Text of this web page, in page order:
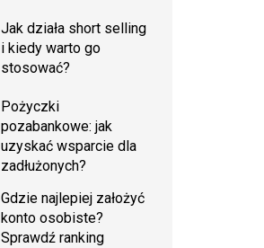
Jak działa short selling
i kiedy warto go
stosować?
Pożyczki
pozabankowe: jak
uzyskać wsparcie dla
zadłużonych?
Gdzie najlepiej założyć
konto osobiste?
Sprawdź ranking